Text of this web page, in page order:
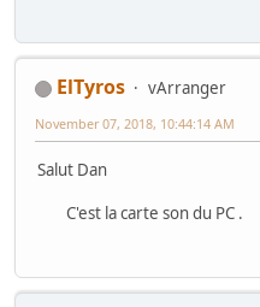
ElTyros
vArranger
November 07, 2018, 10:44:14 AM
Salut Dan
C'est la carte son du PC .